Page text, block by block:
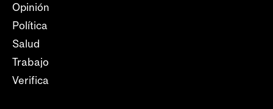
Opinión
Política
Salud
Trabajo
Verifica